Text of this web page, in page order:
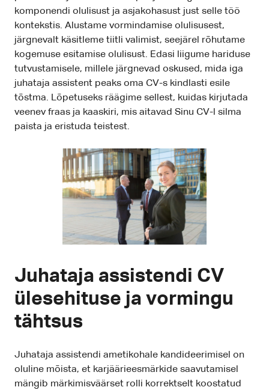
komponendi olulisust ja asjakohasust just selle töö
kontekstis. Alustame vormindamise olulisusest,
järgnevalt käsitleme tiitli valimist, seejärel rõhutame
kogemuse esitamise olulisust. Edasi liigume hariduse
tutvustamisele, millele järgnevad oskused, mida iga
juhataja assistent peaks oma CV-s kindlasti esile
tõstma. Lõpetuseks räägime sellest, kuidas kirjutada
veenev fraas ja kaaskiri, mis aitavad Sinu CV-l silma
paista ja eristuda teistest.
Juhataja assistendi CV
ülesehituse ja vormingu
tähtsus
Juhataja assistendi ametikohale kandideerimisel on
oluline mõista, et karjäärieesmärkide saavutamisel
mängib märkimisväärset rolli korrektselt koostatud